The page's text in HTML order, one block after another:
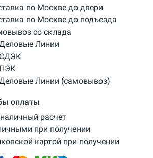
по Москве до двери
по Москве до подъезда
со склада
Линии
Линии (самовывоз)
оплаты
расчет
при получении
картой при получении